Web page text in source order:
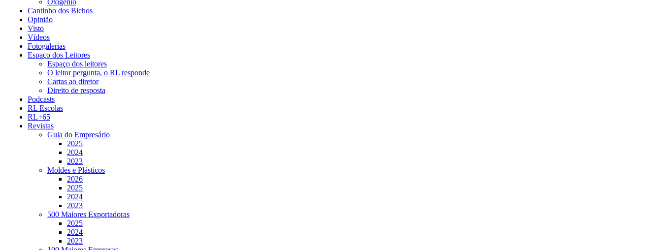
Cantinho dos Bichos
Opinião
Visto
Vídeos
Fotogalerias
Espaço dos Leitores
Espaço dos leitores
O leitor pergunta, o RL responde
Cartas ao diretor
Direito de resposta
Podcasts
RL Escolas
RL+65
Revistas
Guia do Empresário
2025
2024
2023
Moldes e Plásticos
2026
2025
2024
2023
500 Maiores Exportadoras
2025
2024
2023